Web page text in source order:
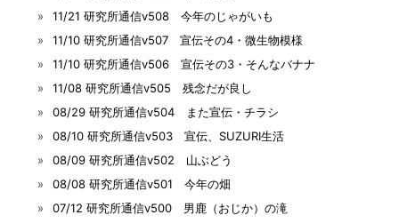
11/21 研究所通信v508 今年のじゃがいも
11/10 研究所通信v507 宣伝その4・微生物模様
11/10 研究所通信v506 宣伝その3・そんなバナナ
11/08 研究所通信v505 残念だが良し
08/29 研究所通信v504 また宣伝・チラシ
08/10 研究所通信v503 宣伝、SUZURI生活
08/09 研究所通信v502 山ぶどう
08/08 研究所通信v501 今年の畑
07/12 研究所通信v500 男鹿（おじか）の滝